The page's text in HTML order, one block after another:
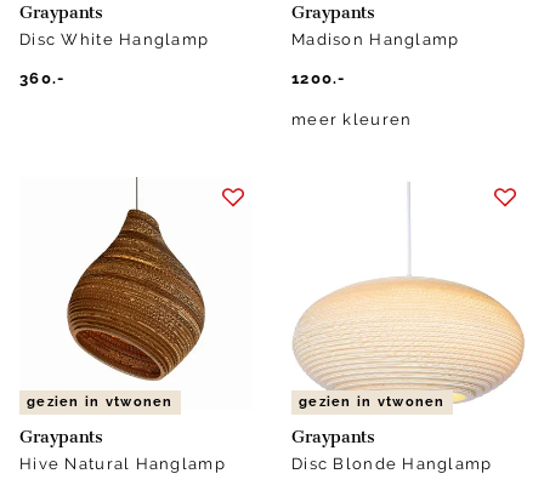
Graypants
Disc White Hanglamp
360.-
Graypants
Madison Hanglamp
1200.-
meer kleuren
gezien in vtwonen
Graypants
Hive Natural Hanglamp
gezien in vtwonen
Graypants
Disc Blonde Hanglamp